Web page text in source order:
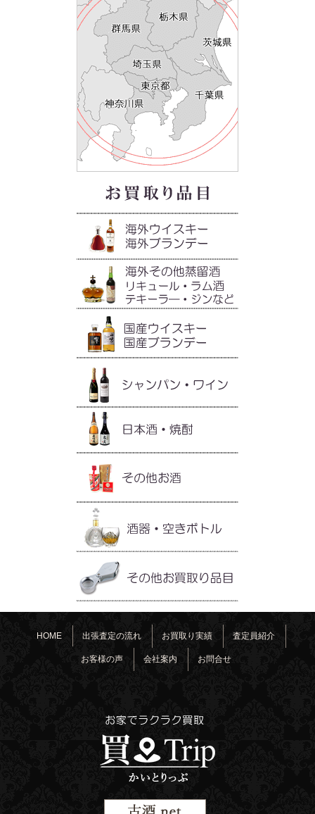
HOME 出張査定の流れ お買取り実績 査定員紹介
お客様の声 会社案内 お問合せ